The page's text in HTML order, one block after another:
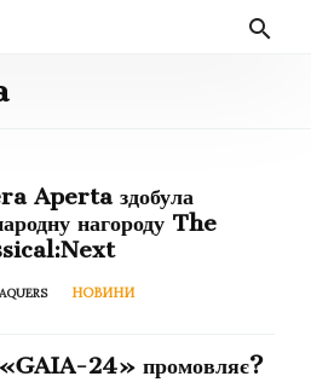
Aperta здобула
нагороду The
НОВИНИ
24» промовляє?